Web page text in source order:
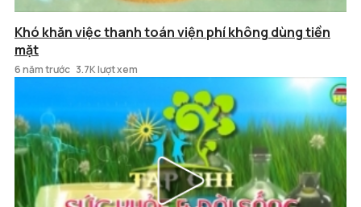
Khó khăn việc thanh toán viện phí không dùng tiền
mặt
6 năm trước 3.7K lượt xem